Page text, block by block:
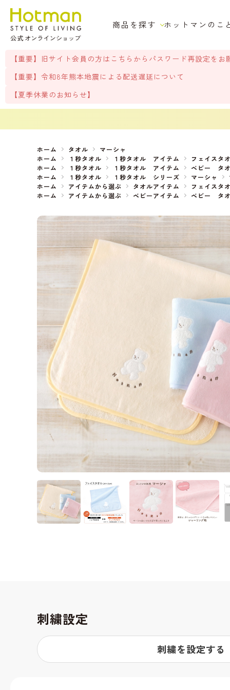
商品を探す ホットマンのこ
【重要】旧サイト会員の方はこちらからパスワード再設定をお
【重要】令和8年熊本地震による配送遅延について
【夏季休業のお知らせ】
ホーム タオル
マーシャ
ホーム
１秒タオル １秒タオル アイテム フェイスタ
ホーム
１秒タオル １秒タオル アイテム ベビー タ
ホーム
１秒タオル １秒タオル シリーズ マーシャ
ホーム
アイテムから選ぶ タオルアイテム フェイスタ
ホーム
アイテムから選ぶ ベビーアイテム ベビー タ
刺繍設定
刺繍を設定する